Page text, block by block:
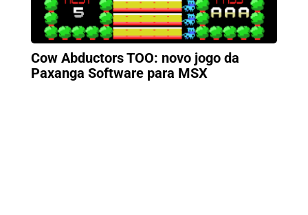
Cow Abductors TOO: novo jogo da
Paxanga Software para MSX